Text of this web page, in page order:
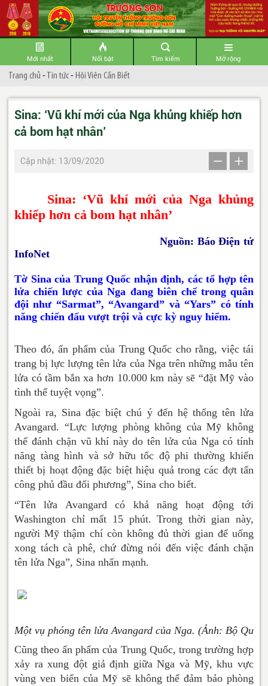
Mới nhất Nổi bật Tìm kiếm Mở rộng
Trang chủ -Tin tức- Hội Viên Cần Biết
Sina: ‘Vũ khí mới của Nga khủng khiếp hơn
cả bom hạt nhân’
Cập nhật: 13/09/2020
Sina: ‘Vũ khí mới của Nga khủng
khiếp hơn cả bom hạt nhân’
Nguồn: Báo Điện tử
InfoNet
Tờ Sina của Trung Quốc nhận định, các tổ hợp tên
lửa chiến lược của Nga đang biên chế trong quân
đội như “Sarmat”, “Avangard” và “Yars” có tính
năng chiến đấu vượt trội và cực kỳ nguy hiểm.
Theo đó, ấn phẩm của Trung Quốc cho rằng, việc tái
trang bị lực lượng tên lửa của Nga trên những mẫu tên
lửa có tầm bắn xa hơn 10.000 km này sẽ “đặt Mỹ vào
tình thế tuyệt vọng”.
Ngoài ra, Sina đặc biệt chú ý đến hệ thống tên lửa
Avangard. “Lực lượng phòng không của Mỹ không
thể đánh chặn vũ khí này do tên lửa của Nga có tính
năng tàng hình và sở hữu tốc độ phi thường khiến
thiết bị hoạt động đặc biệt hiệu quả trong các đợt tấn
công phủ đầu đối phương”, Sina cho biết.
“Tên lửa Avangard có khả năng hoạt động tới
Washington chỉ mất 15 phút. Trong thời gian này,
người Mỹ thậm chí còn không đủ thời gian để uống
xong tách cà phê, chứ đừng nói đến việc đánh chặn
tên lửa Nga”, Sina nhấn mạnh.
Một vụ phóng tên lửa Avangard của Nga. (Ảnh: Bộ Quốc
Cũng theo ấn phẩm của Trung Quốc, trong trường hợp
xảy ra xung đột giả định giữa Nga và Mỹ, khu vực
vùng ven biển của Mỹ sẽ không thể đảm bảo phòng